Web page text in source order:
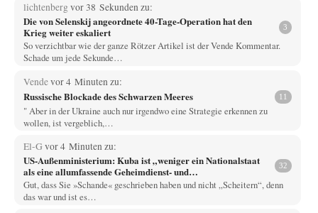
lichtenberg vor 38 Sekunden zu:
Die von Selenskij angeordnete 40-Tage-Operation hat den
Krieg weiter eskaliert
3
So verzichtbar wie der ganze Rötzer Artikel ist der Vende Kommentar.
Schade um jede Sekunde…
Vendevor 4 Minuten zu:
Russische Blockade des Schwarzen Meeres 11
" Aber in der Ukraine auch nur irgendwo eine Strategie erkennen zu
wollen, ist vergeblich,…
El-Gvor 4 Minuten zu:
US-Außenministerium: Kuba ist „weniger ein Nationalstaat
als eine allumfassende Geheimdienst- und
Subversionsoperation
32
Gut, dass Sie »Schande« geschrieben haben und nicht „Scheitern“, denn
das war und ist es…